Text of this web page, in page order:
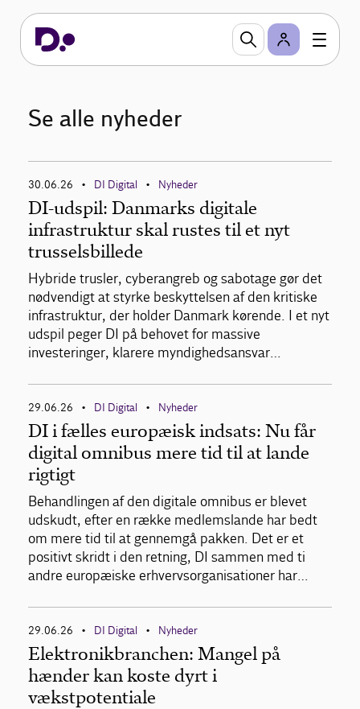
Se alle nyheder
30.06.26 • DI Digital • Nyheder
DI-udspil: Danmarks digitale
infrastruktur skal rustes til et nyt
trusselsbillede
Hybride trusler, cyberangreb og sabotage gør det
nødvendigt at styrke beskyttelsen af den kritiske
infrastruktur, der holder Danmark kørende. I et nyt
udspil peger DI på behovet for massive
investeringer, klarere myndighedsansvar…
29.06.26 • DI Digital • Nyheder
DI i fælles europæisk indsats: Nu får
digital omnibus mere tid til at lande
rigtigt
Behandlingen af den digitale omnibus er blevet
udskudt, efter en række medlemslande har bedt
om mere tid til at gennemgå pakken. Det er et
positivt skridt i den retning, DI sammen med ti
andre europæiske erhvervsorganisationer har…
29.06.26 • DI Digital • Nyheder
Elektronikbranchen: Mangel på
hænder kan koste dyrt i
vækstpotentiale